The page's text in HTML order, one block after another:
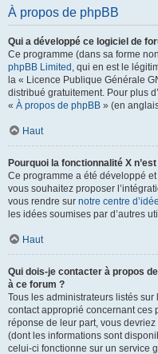
À propos de phpBB
Qui a développé ce logiciel de
Ce programme (dans sa forme
phpBB Limited , qui en est le
la « Licence Publique Générale
distribué gratuitement. Pour plus
« À propos de phpBB » (en
Haut
Pourquoi la fonctionnalité X
Ce programme a été développé
vous souhaitez proposer
vous rendre sur notre centre
les idées soumises par d’autres
Haut
Qui dois-je contacter à propos
à ce forum ?
Tous les administrateurs listés
contact approprié concernant ces
réponse de leur part, vous
(dont les informations sont
celui-ci fonctionne sur un service